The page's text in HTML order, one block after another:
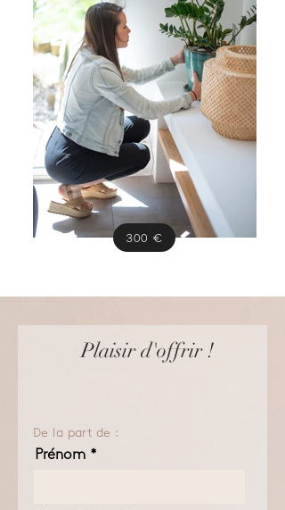
300 €
Plaisir d'offrir !
De la part de :
Prénom